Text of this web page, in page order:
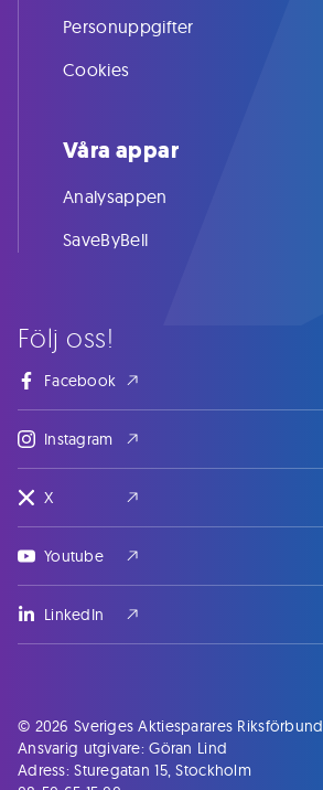
Följ oss!
Facebook
Instagram
X
Youtube
LinkedIn
Personuppgifter
Cookies
Våra appar
Analysappen
SaveByBell
© 2026 Sveriges Aktiesparares Riksförbund
Ansvarig utgivare: Göran Lind
Adress: Sturegatan 15, Stockholm